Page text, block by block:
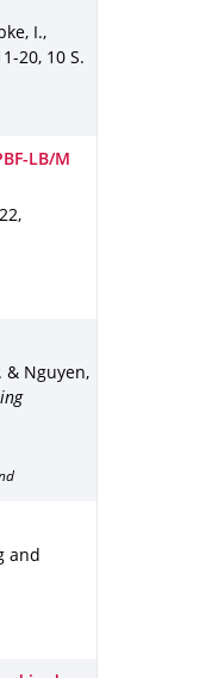
I.,
20, 10 S.
LB/M
,
& Nguyen,
and